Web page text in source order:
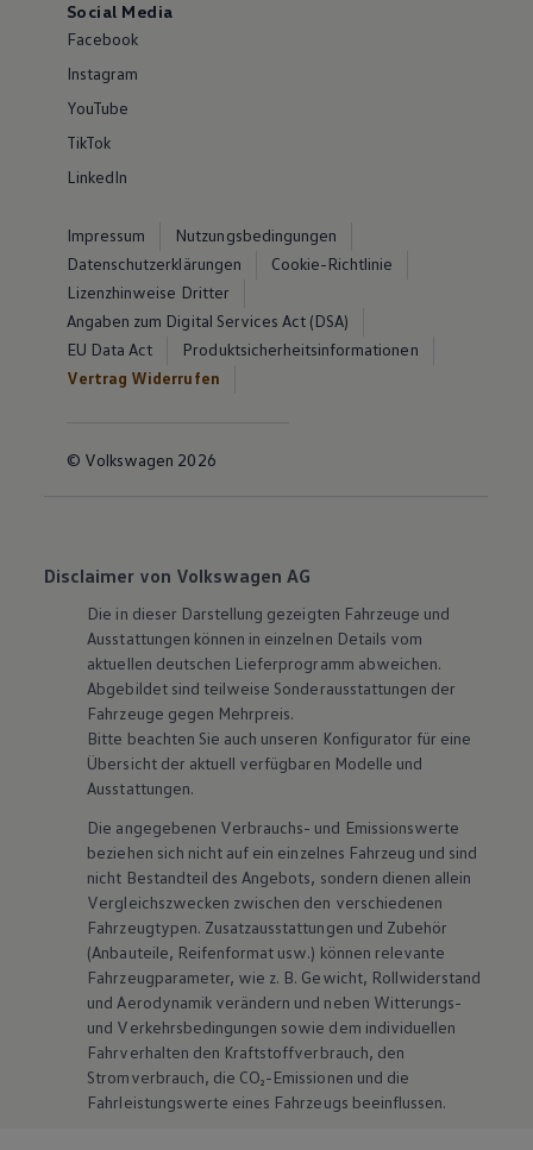
Social Media
Facebook
Instagram
YouTube
TikTok
LinkedIn
Impressum
Nutzungsbedingungen
Datenschutzerklärungen
Cookie-Richtlinie
Lizenzhinweise Dritter
Angaben zum Digital Services Act (DSA)
EU Data Act
Produktsicherheitsinformationen
Vertrag Widerrufen
© Volkswagen 2026
Disclaimer von Volkswagen AG
Die in dieser Darstellung gezeigten Fahrzeuge und
Ausstattungen können in einzelnen Details vom
aktuellen deutschen Lieferprogramm abweichen.
Abgebildet sind teilweise Sonderausstattungen der
Fahrzeuge gegen Mehrpreis.
Bitte beachten Sie auch unseren Konfigurator für eine
Übersicht der aktuell verfügbaren Modelle und
Ausstattungen.
Die angegebenen Verbrauchs- und Emissionswerte
beziehen sich nicht auf ein einzelnes Fahrzeug und sind
nicht Bestandteil des Angebots, sondern dienen allein
Vergleichszwecken zwischen den verschiedenen
Fahrzeugtypen. Zusatzausstattungen und Zubehör
(Anbauteile, Reifenformat usw.) können relevante
Fahrzeugparameter, wie z. B. Gewicht, Rollwiderstand
und Aerodynamik verändern und neben Witterungs-
und Verkehrsbedingungen sowie dem individuellen
Fahrverhalten den Kraftstoffverbrauch, den
Stromverbrauch, die CO₂-Emissionen und die
Fahrleistungswerte eines Fahrzeugs beeinflussen.